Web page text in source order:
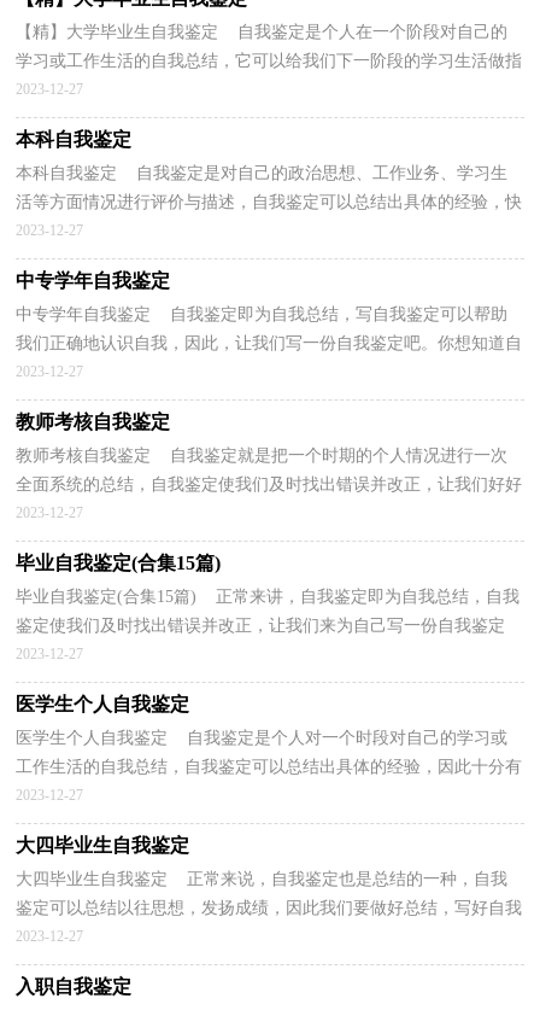
【精】大学毕业生自我鉴定 自我鉴定是个人在一个阶段对自己的
学习或工作生活的自我总结，它可以给我们下一阶段的学习生活做指
导，因此十分有必须要写一份自我鉴定哦。那么自...
2023-12-27
本科自我鉴定
本科自我鉴定 自我鉴定是对自己的政治思想、工作业务、学习生
活等方面情况进行评价与描述，自我鉴定可以总结出具体的经验，快
快来写一份自我鉴定吧。自我鉴定怎么写才能发挥...
2023-12-27
中专学年自我鉴定
中专学年自我鉴定 自我鉴定即为自我总结，写自我鉴定可以帮助
我们正确地认识自我，因此，让我们写一份自我鉴定吧。你想知道自
我鉴定怎么写吗？以下是小编收集整理的中专学年自我...
2023-12-27
教师考核自我鉴定
教师考核自我鉴定 自我鉴定就是把一个时期的个人情况进行一次
全面系统的总结，自我鉴定使我们及时找出错误并改正，让我们好好
写一份自我鉴定总结一下吧。自我鉴定怎么写才是...
2023-12-27
毕业自我鉴定(合集15篇)
毕业自我鉴定(合集15篇) 正常来讲，自我鉴定即为自我总结，自我
鉴定使我们及时找出错误并改正，让我们来为自己写一份自我鉴定
吧。但是却发现不知道该写些什么，下面是小编为大家...
2023-12-27
医学生个人自我鉴定
医学生个人自我鉴定 自我鉴定是个人对一个时段对自己的学习或
工作生活的自我总结，自我鉴定可以总结出具体的经验，因此十分有
必须要写一份自我鉴定哦。那么自我鉴定有什么格...
2023-12-27
大四毕业生自我鉴定
大四毕业生自我鉴定 正常来说，自我鉴定也是总结的一种，自我
鉴定可以总结以往思想，发扬成绩，因此我们要做好总结，写好自我
鉴定。那么自我鉴定有什么格式呢？以下是小编整理的大四...
2023-12-27
入职自我鉴定